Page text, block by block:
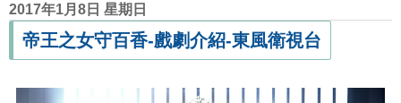
2017年1月8日 星期日
帝王之女守百香-戲劇介紹-東風衛視台